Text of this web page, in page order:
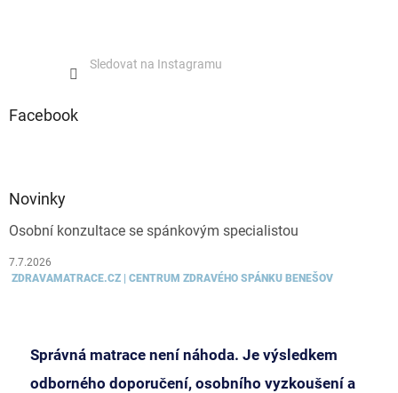
Sledovat na Instagramu
Facebook
Novinky
Osobní konzultace se spánkovým specialistou
7.7.2026
ZDRAVAMATRACE.CZ | CENTRUM ZDRAVÉHO SPÁNKU BENEŠOV
Správná matrace není náhoda. Je výsledkem
odborného doporučení, osobního vyzkoušení a